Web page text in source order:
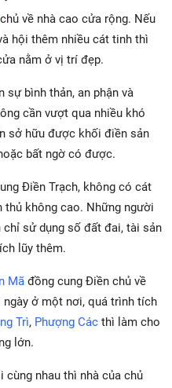
chủ về nhà cao cửa rộng. Nếu
hội thêm nhiều cát tinh thì
nằm ở vị trí đẹp.
sự bình thản, an phận và
cần vượt qua nhiều khó
sở hữu được khối điền sản
bất ngờ có được.
Điền Trạch, không có cát
không cao. Những người
chỉ sử dụng số đất đai, tài sản
lũy thêm.
Mã đồng cung Điền chủ về
ở một nơi, quá trình tích
Trì, Phượng Các thì làm cho
lớn.
cùng nhau thì nhà của chủ